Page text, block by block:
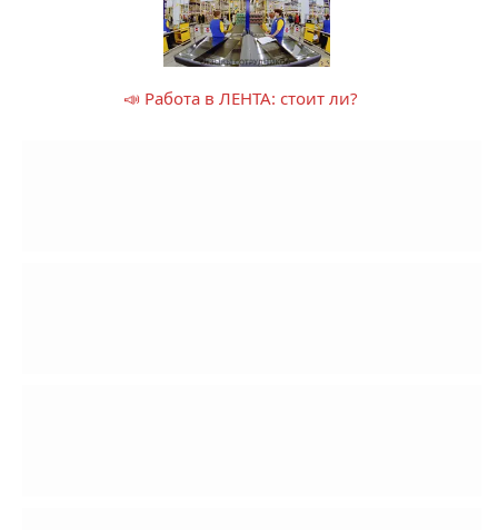
📣 Работа в ЛЕНТА: стоит ли?